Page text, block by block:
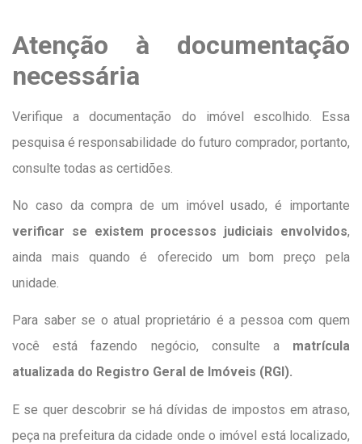
Atenção à documentação
necessária
Verifique a documentação do imóvel escolhido. Essa
pesquisa é responsabilidade do futuro comprador, portanto,
consulte todas as certidões.
No caso da compra de um imóvel usado, é importante
verificar se existem processos judiciais envolvidos,
ainda mais quando é oferecido um bom preço pela
unidade.
Para saber se o atual proprietário é a pessoa com quem
você está fazendo negócio, consulte amatrícula
atualizada do Registro Geral de Imóveis (RGI).
E se quer descobrir se há dívidas de impostos em atraso,
peça na prefeitura da cidade onde o imóvel está localizado,